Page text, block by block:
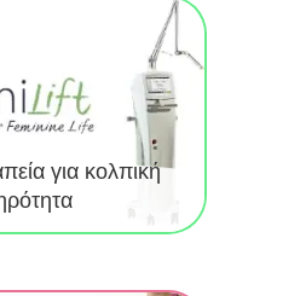
για κολπική